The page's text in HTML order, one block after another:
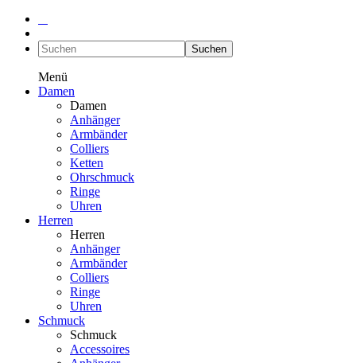
Suchen
Menü
Damen
Damen
Anhänger
Armbänder
Colliers
Ketten
Ohrschmuck
Ringe
Uhren
Herren
Herren
Anhänger
Armbänder
Colliers
Ringe
Uhren
Schmuck
Schmuck
Accessoires